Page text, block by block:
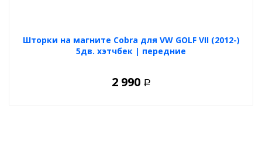
Шторки на магните Cobra для VW GOLF VII (2012-)
5дв. хэтчбек | передние
2 990 Р